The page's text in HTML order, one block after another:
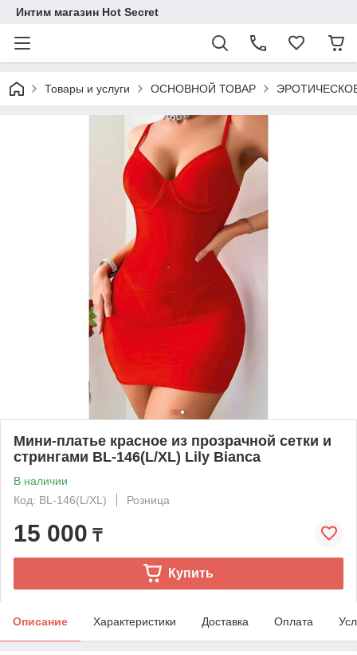
Интим магазин Hot Secret
Товары и услуги ОСНОВНОЙ ТОВАР
Мини-платье красное из прозрачной сетки и
стрингами BL-146(L/XL) Lily Bianca
В наличии
Код: BL-146(L/XL)
Розница
15 000 ₸
Купить
Описание Характеристики Доставка Оплата